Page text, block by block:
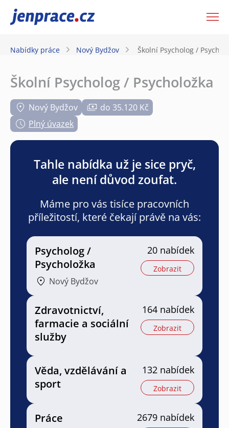
JenPráce.cz
Nabídky práce Nový Bydžov Školní Psycholog /
Školní Psycholog / Psycholožka
Nový Bydžov
do 35.120 Kč
Plný úvazek
Tahle nabídka už je sice pryč,
ale není důvod zoufat.
Máme pro vás tisíce pracovních
příležitostí, které čekají právě na vás:
Psycholog /
Psycholožka
Nový Bydžov
20 nabídek
Zobrazit
Zdravotnictví,
farmacie a sociální
služby
164 nabídek
Zobrazit
Věda, vzdělávání a
sport
132 nabídek
Zobrazit
Práce 2679 nabídek